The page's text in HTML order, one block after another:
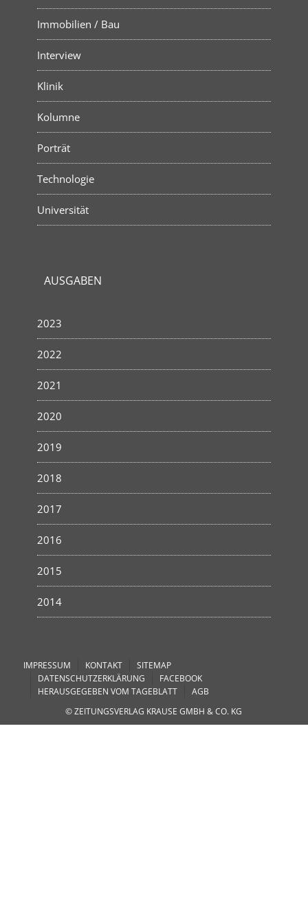
Immobilien / Bau
Interview
Klinik
Kolumne
Porträt
Technologie
Universität
AUSGABEN
2023
2022
2021
2020
2019
2018
2017
2016
2015
2014
IMPRESSUM KONTAKT
SITEMAP
DATENSCHUTZERKLÄRUNG
FACEBOOK
HERAUSGEGEBEN VOM TAGEBLATT
AGB
© ZEITUNGSVERLAG KRAUSE GMBH & CO. KG